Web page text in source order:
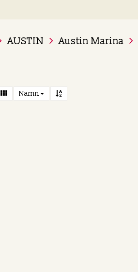
är tom
AUSTIN Austin Marina
Namn